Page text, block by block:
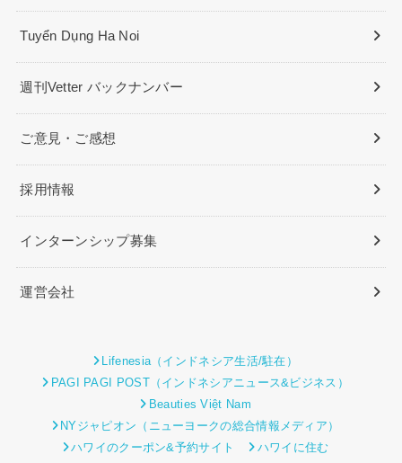
Tuyển Dụng Ha Noi
週刊Vetter バックナンバー
ご意見・ご感想
採用情報
インターンシップ募集
運営会社
Lifenesia（インドネシア生活/駐在）
PAGI PAGI POST（インドネシアニュース&ビジネス）
Beauties Việt Nam
NYジャピオン（ニューヨークの総合情報メディア）
ハワイのクーポン&予約サイト
ハワイに住む